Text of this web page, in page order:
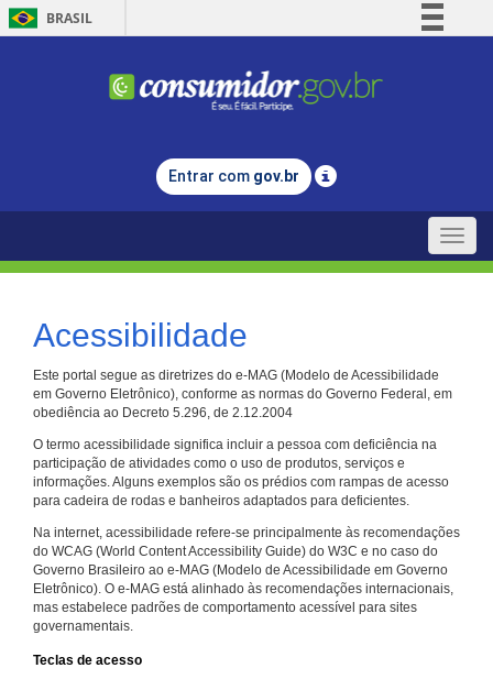
BRASIL
Comunica BR
Legislação
Entrar com gov.br
Toggle
Acessibilidade
Este portal segue as diretrizes do e-MAG (Modelo de Acessibilidade
em Governo Eletrônico), conforme as normas do Governo Federal, em
obediência ao Decreto 5.296, de 2.12.2004
O termo acessibilidade significa incluir a pessoa com deficiência na
participação de atividades como o uso de produtos, serviços e
informações. Alguns exemplos são os prédios com rampas de acesso
para cadeira de rodas e banheiros adaptados para deficientes.
Na internet, acessibilidade refere-se principalmente às recomendações
do WCAG (World Content Accessibility Guide) do W3C e no caso do
Governo Brasileiro ao e-MAG (Modelo de Acessibilidade em Governo
Eletrônico). O e-MAG está alinhado às recomendações internacionais,
mas estabelece padrões de comportamento acessível para sites
governamentais.
Teclas de acesso